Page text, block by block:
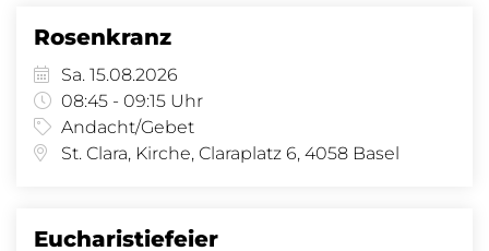
Rosenkranz
Sa. 15.08.2026
08:45 - 09:15 Uhr
Andacht/Gebet
St. Clara, Kirche, Claraplatz 6, 4058 Basel
Eucharistiefeier